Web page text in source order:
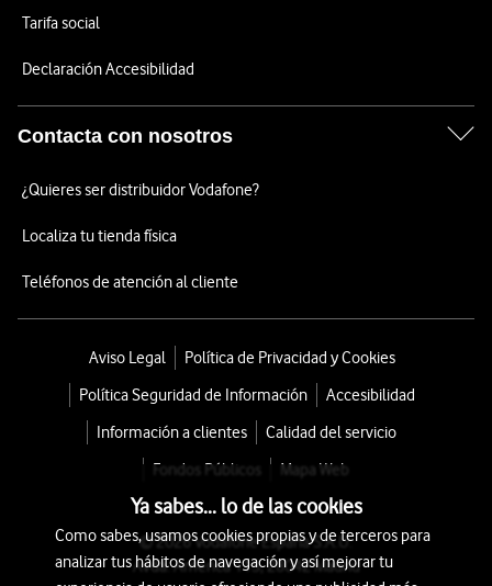
Tarifa social
Declaración Accesibilidad
Contacta con nosotros
¿Quieres ser distribuidor Vodafone?
Localiza tu tienda física
Teléfonos de atención al cliente
Aviso Legal
Política de Privacidad y Cookies
Política Seguridad de Información
Accesibilidad
Información a clientes
Calidad del servicio
Fondos Públicos
Mapa Web
© 2026 Vodafone España S.A.U.
Avda. América 115, 28042 Madrid
Ya sabes... lo de las cookies
Como sabes, usamos cookies propias y de terceros para
analizar tus hábitos de navegación y así mejorar tu